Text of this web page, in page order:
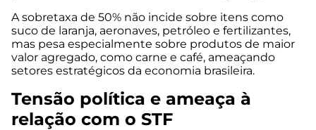
A sobretaxa de 50% não incide sobre itens como
suco de laranja, aeronaves, petróleo e fertilizantes,
mas pesa especialmente sobre produtos de maior
valor agregado, como carne e café, ameaçando
setores estratégicos da economia brasileira.
Tensão política e ameaça à
relação com o STF